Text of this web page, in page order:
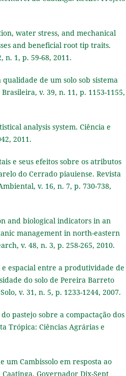
water stress, and mechanical
and beneficial root tip traits.
n. 1, p. 59-68, 2011.
de um solo sob sistema
v. 39, n. 11, p. 1153-1155,
analysis system. Ciência e
2011.
e seus efeitos sobre os atributos
do Cerrado piauiense. Revista
v. 16, n. 7, p. 730-738,
and biological indicators in an
management in north-eastern
v. 48, n. 3, p. 258-265, 2010.
espacial entre a produtividade de
do solo de Pereira Barreto
v. 31, n. 5, p. 1233-1244, 2007.
pastejo sobre a compactação dos
Trópica: Ciências Agrárias e
um Cambissolo em resposta ao
Governador Dix-Sept